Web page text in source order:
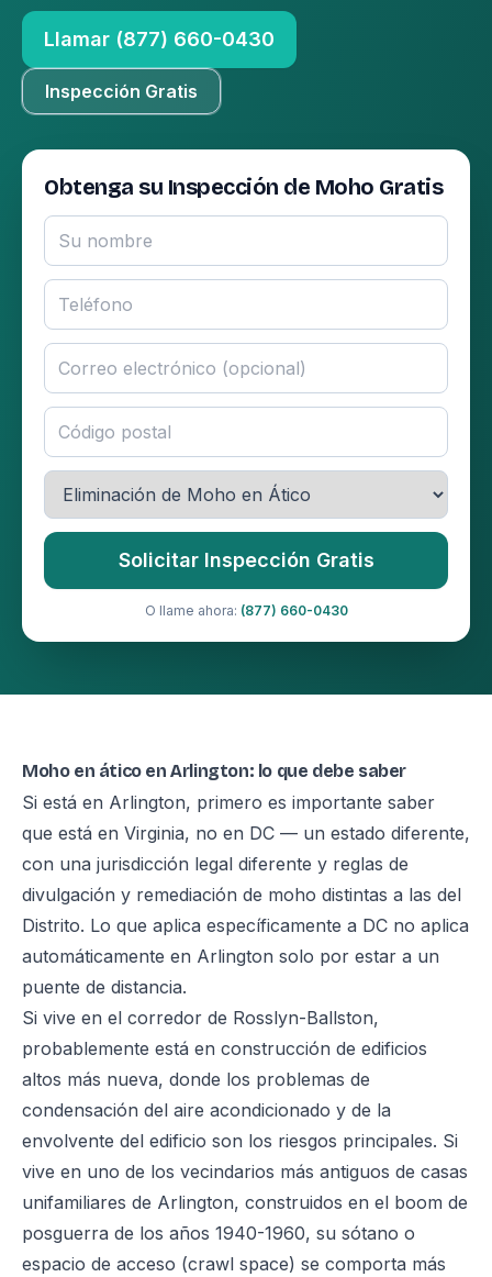
Llamar (877) 660-0430
Inspección Gratis
Obtenga su Inspección de Moho Gratis
Solicitar Inspección Gratis
O llame ahora: (877) 660-0430
Moho en ático en Arlington: lo que debe saber
Si está en Arlington, primero es importante saber
que está en Virginia, no en DC — un estado diferente,
con una jurisdicción legal diferente y reglas de
divulgación y remediación de moho distintas a las del
Distrito. Lo que aplica específicamente a DC no aplica
automáticamente en Arlington solo por estar a un
puente de distancia.
Si vive en el corredor de Rosslyn-Ballston,
probablemente está en construcción de edificios
altos más nueva, donde los problemas de
condensación del aire acondicionado y de la
envolvente del edificio son los riesgos principales. Si
vive en uno de los vecindarios más antiguos de casas
unifamiliares de Arlington, construidos en el boom de
posguerra de los años 1940-1960, su sótano o
espacio de acceso (crawl space) se comporta más